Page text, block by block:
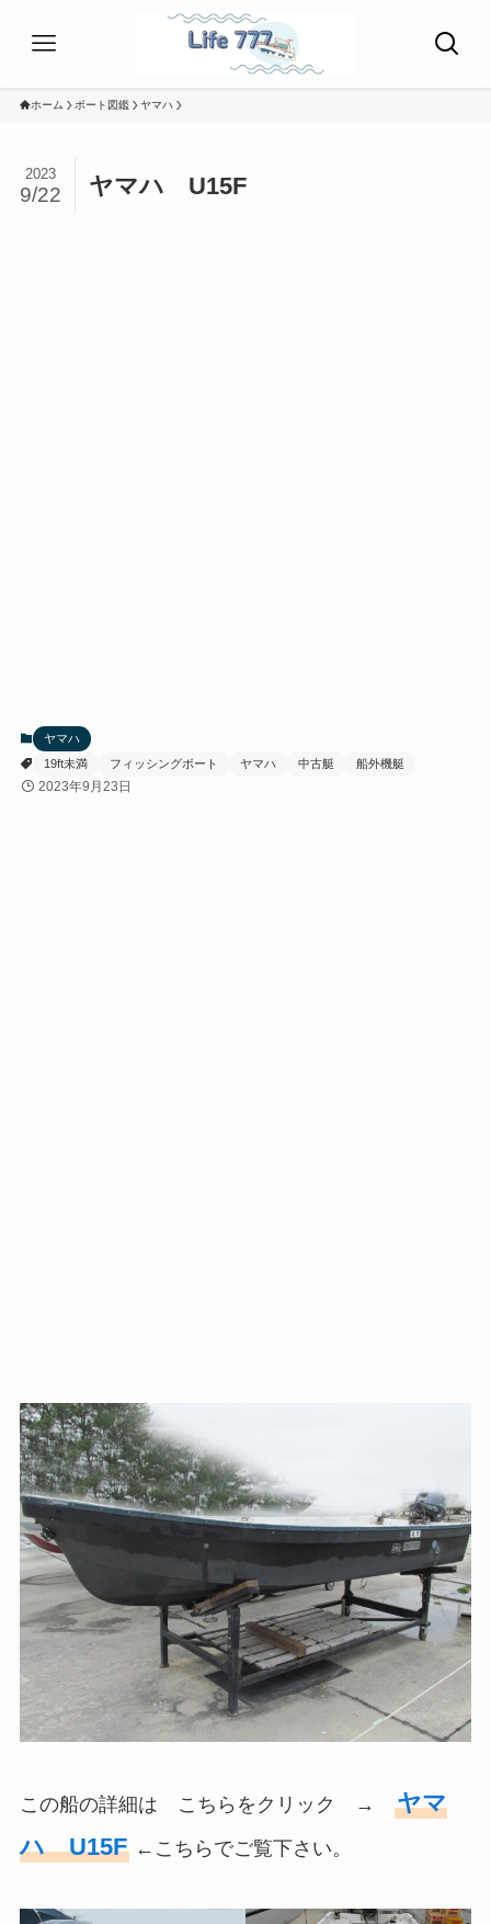
ホーム ボート図鑑 ヤマハ
ヤマハ U15F
2023
9/22
ヤマハ
19ft未満
フィッシングボート ヤマハ 中古艇 船外機艇
2023年9月23日
この船の詳細は こちらをクリック → ヤマ
ハ U15F ←こちらでご覧下さい。